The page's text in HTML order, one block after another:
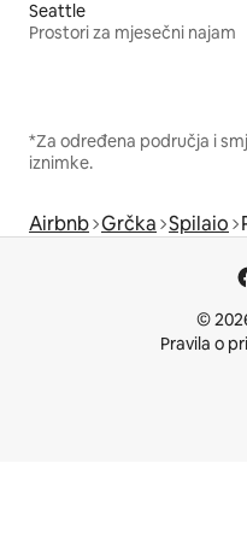
Seattle
Prostori za mjesečni najam
*Za određena područja i
iznimke.
Airbnb Grčka Spilaio
©
Pravila o